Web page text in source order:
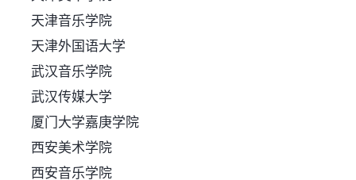
天津音乐学院
天津外国语大学
武汉音乐学院
武汉传媒大学
厦门大学嘉庚学院
西安美术学院
西安音乐学院